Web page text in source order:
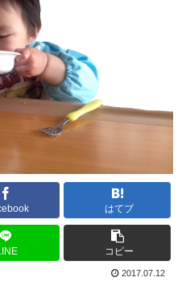
はてブ
コピー
2017.07.12